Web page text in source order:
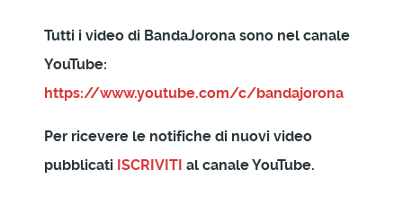
Tutti i video di BandaJorona sono nel canale
YouTube:
https://www.youtube.com/c/bandajorona
Per ricevere le notifiche di nuovi video
pubblicati ISCRIVITI al canale YouTube.